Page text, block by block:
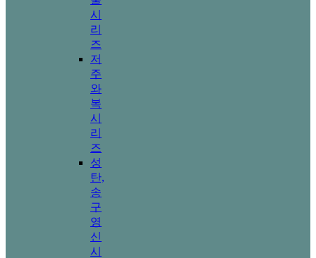
시
리
즈
저
주
와
복
시
리
즈
성
탄,
송
구
영
신
시